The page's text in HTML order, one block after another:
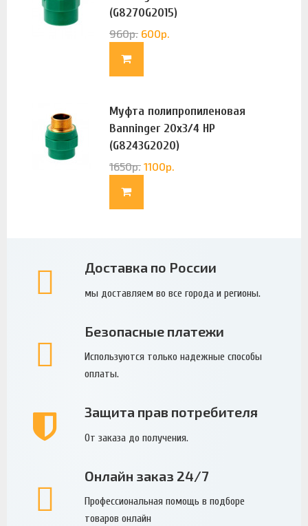
(G8270G2015)
960р. 600р.
Муфта полипропиленовая
Banninger 20х3/4 НР
(G8243G2020)
1650р. 1100р.
Доставка по России
мы доставляем во все города и регионы.
Безопасные платежи
Используются только надежные способы
оплаты.
Защита прав потребителя
От заказа до получения.
Онлайн заказ 24/7
Профессиональная помощь в подборе
товаров онлайн